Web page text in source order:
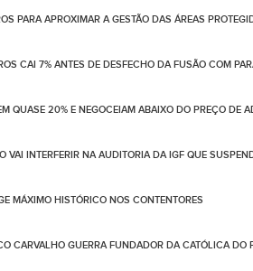
PARA APROXIMAR A GESTÃO DAS ÁREAS
CAI 7% ANTES DE DESFECHO DA FUSÃO COM
QUASE 20% E NEGOCEIAM ABAIXO DO PREÇO DE
VAI INTERFERIR NA AUDITORIA DA IGF QUE
MÁXIMO HISTÓRICO NOS CONTENTORES
CARVALHO GUERRA FUNDADOR DA CATÓLICA DO